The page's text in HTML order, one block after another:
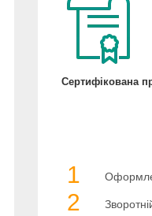
Сертифікована
1
2